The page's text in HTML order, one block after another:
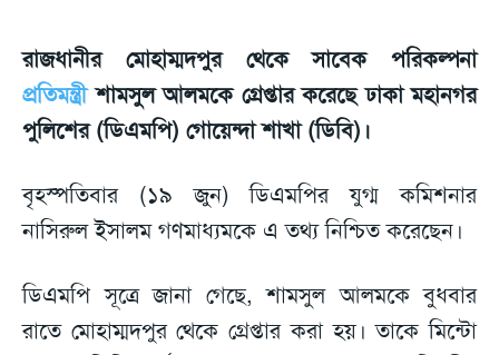
রাজধানীর মোহাম্মদপুর থেকে সাবেক পরিকল্পনা
প্রতিমন্ত্রীশামসুল আলমকে গ্রেপ্তার করেছে ঢাকা মহানগর
পুলিশের (ডিএমপি) গোয়েন্দা শাখা (ডিবি)।
বৃহস্পতিবার (১৯ জুন) ডিএমপির যুগ্ম কমিশনার
নাসিরুল ইসালম গণমাধ্যমকে এ তথ্য নিশ্চিত করেছেন।
ডিএমপি সূত্রে জানা গেছে, শামসুল আলমকে বুধবার
রাতে মোহাম্মদপুর থেকে গ্রেপ্তার করা হয়। তাকে মিন্টো